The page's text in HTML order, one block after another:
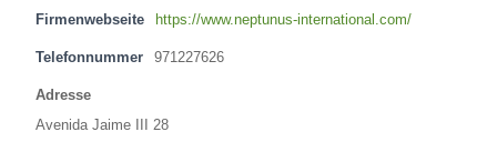
Firmenwebseite https://www.neptunus-international.com/
Telefonnummer 971227626
Adresse
Avenida Jaime III 28